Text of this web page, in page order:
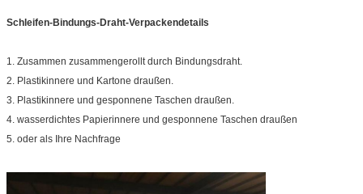
Schleifen-Bindungs-Draht-Verpackendetails
1. Zusammen zusammengerollt durch Bindungsdraht.
2. Plastikinnere und Kartone draußen.
3. Plastikinnere und gesponnene Taschen draußen.
4. wasserdichtes Papierinnere und gesponnene Taschen draußen
5. oder als Ihre Nachfrage